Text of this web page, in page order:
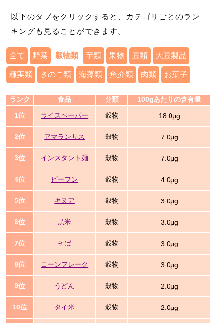
以下のタブをクリックすると、カテゴリごとのラン
キングも見ることができます。
全て 野菜 穀物類 芋類 果物 豆類 大豆製品
種実類 きのこ類 海藻類 魚介類 肉類 お菓子
ランク 食品 分類 100gあたりの含有量
1位 ライスペーパー 穀物 18.0μg
2位 アマランサス 穀物 7.0μg
3位 インスタント麺 穀物 7.0μg
4位 ビーフン 穀物 4.0μg
5位 キヌア 穀物 3.0μg
6位 黒米 穀物 3.0μg
7位 そば 穀物 3.0μg
8位 コーンフレーク 穀物 3.0μg
9位 うどん 穀物 2.0μg
10位 タイ米 穀物 2.0μg